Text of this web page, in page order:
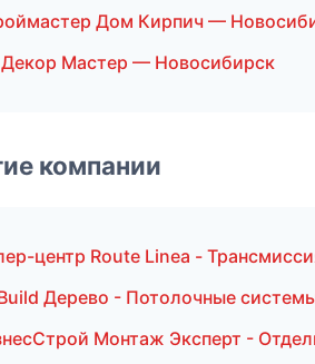
Дом Кирпич —
Мастер — Новосибирск
компании
центр Route Linea -
Дерево - Потолочные
Монтаж Эксперт -